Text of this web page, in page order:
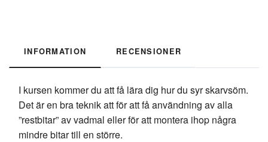
INFORMATION RECENSIONER
I kursen kommer du att få lära dig hur du syr skarvsöm.
Det är en bra teknik att för att få användning av alla
”restbitar” av vadmal eller för att montera ihop några
mindre bitar till en större.